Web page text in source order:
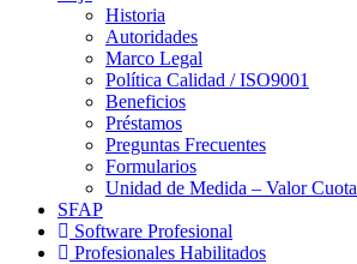
Historia
Autoridades
Marco Legal
Política Calidad / ISO9001
Beneficios
Préstamos
Preguntas Frecuentes
Formularios
Unidad de Medida – Valor Cuota
SFAP
Software Profesional
Profesionales Habilitados